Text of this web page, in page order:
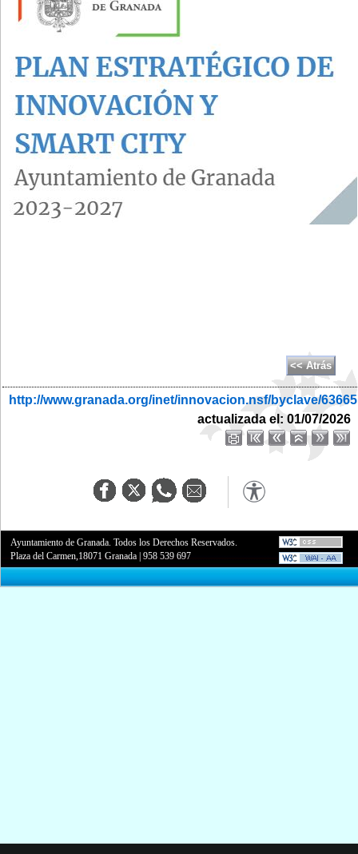
http://www.granada.org/inet/innovacion.nsf/byclave/
actualizada el: 01/07/2026
Ayuntamiento de Granada. Todos los Derechos Reservados.
Plaza del Carmen,18071 Granada |958 539 697